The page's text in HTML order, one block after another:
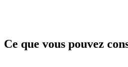
Ce que vous pouvez